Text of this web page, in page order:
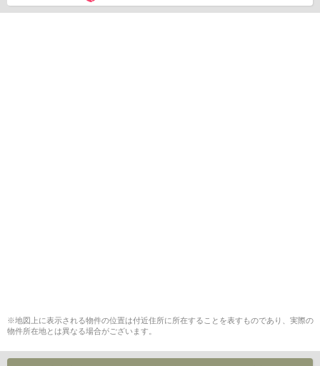
※地図上に表示される物件の位置は付近住所に所在することを表すものであり、実際の
物件所在地とは異なる場合がございます。